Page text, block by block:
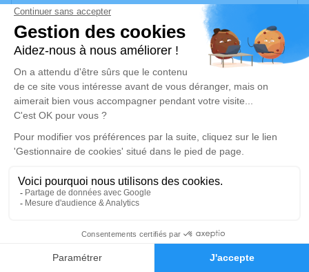
Faire-part Hommages
vos condoléances, partager des photos souvenirs, une
anecdote ou exprimer vos pensées à travers des
poèmes ou des textes. Cet endroit est un lieu
d'expression dédié à honorer la mémoire de Catherine
DEBAST.
Un service de plantation d’arbre hommage est
disponible ici.
Je rends hommage
Cérémonie civile
Crématorium de Canet-en-Roussillon
196 Avenue de Perpignan